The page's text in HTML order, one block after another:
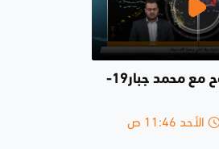
#برنامج بوضوح مع محمد جبار19-